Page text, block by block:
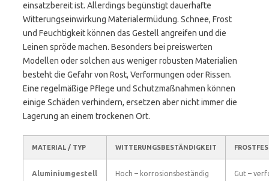
einsatzbereit ist. Allerdings begünstigt dauerhafte
Witterungseinwirkung Materialermüdung. Schnee, Frost
und Feuchtigkeit können das Gestell angreifen und die
Leinen spröde machen. Besonders bei preiswerten
Modellen oder solchen aus weniger robusten Materialien
besteht die Gefahr von Rost, Verformungen oder Rissen.
Eine regelmäßige Pflege und Schutzmaßnahmen können
einige Schäden verhindern, ersetzen aber nicht immer die
Lagerung an einem trockenen Ort.
MATERIAL / TYP WITTERUNGSBESTÄNDIGKEIT
Aluminiumgestell
Hoch – korrosionsbeständig
Gut –